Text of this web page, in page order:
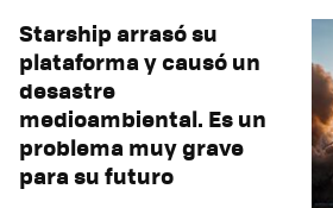
Starship arrasó su
plataforma y causó un
desastre
medioambiental. Es un
problema muy grave
para su futuro